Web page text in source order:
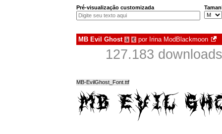
Pré-visualização customizada
MB Evil Ghost à € por Irina ModBlackmoon
127.183
MB-EvilGhost_Font.ttf